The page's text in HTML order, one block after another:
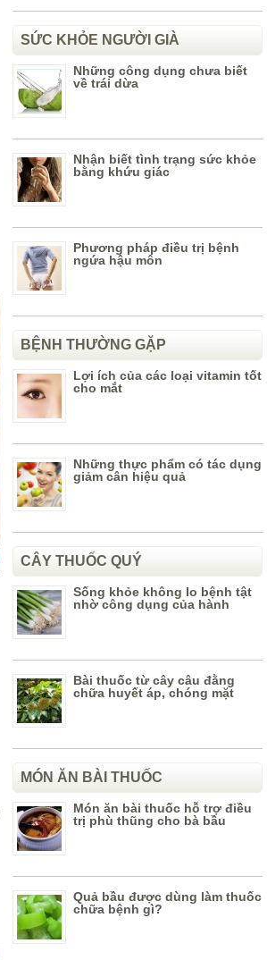
SỨC KHỎE NGƯỜI GIÀ
Những công dụng chưa biết
về trái dừa
Nhận biết tình trạng sức khỏe
bằng khứu giác
Phương pháp điều trị bệnh
ngứa hậu môn
BỆNH THƯỜNG GẶP
Lợi ích của các loại vitamin tốt
cho mắt
Những thực phẩm có tác dụng
giảm cân hiệu quả
CÂY THUỐC QUÝ
Sống khỏe không lo bệnh tật
nhờ công dụng của hành
Bài thuốc từ cây câu đằng
chữa huyết áp, chóng mặt
MÓN ĂN BÀI THUỐC
Món ăn bài thuốc hỗ trợ điều
trị phù thũng cho bà bầu
Quả bầu được dùng làm thuốc
chữa bệnh gì?